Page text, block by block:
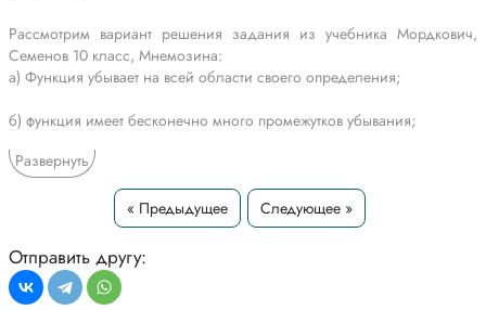
Рассмотрим вариант решения задания из учебника Мордкович,
Семенов 10 класс, Мнемозина:
а) Функция убывает на всей области своего определения;
б) функция имеет бесконечно много промежутков убывания;
в) функция имеет наименьшее значение, но не имеет наибольшего;
г) функция убывает на интервале (3; 11).
для более полного понимания решения.
Развернуть
« Предыдущее Следующее »
Отправить другу: